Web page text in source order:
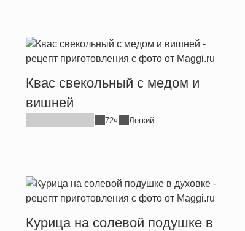
Квас свекольный с медом и
вишней
72ч Легкий
Курица на солевой подушке в